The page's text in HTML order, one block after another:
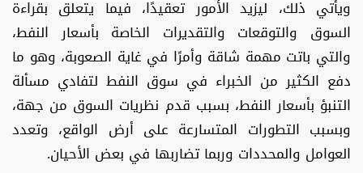
ويأتي ذلك، ليزيد الأمور تعقيدًا، فيما يتعلق بقراءة
السوق والتوقعات والتقديرات الخاصة بأسعار النفط،
والتي باتت مهمة شاقة وأمرًا في غاية الصعوبة، وهو ما
دفع الكثير من الخبراء في سوق النفط لتفادي مسألة
التنبؤ بأسعار النفط، بسبب قدم نظريات السوق من جهة،
وبسبب التطورات المتسارعة على أرض الواقع، وتعدد
العوامل والمحددات وربما تضاربها في بعض الأحيان.